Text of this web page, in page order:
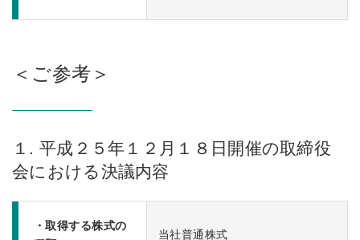
＜ご参考＞
１. 平成２５年１２月１８日開催の取締役
会における決議内容
・取得する株式の
当社普通株式